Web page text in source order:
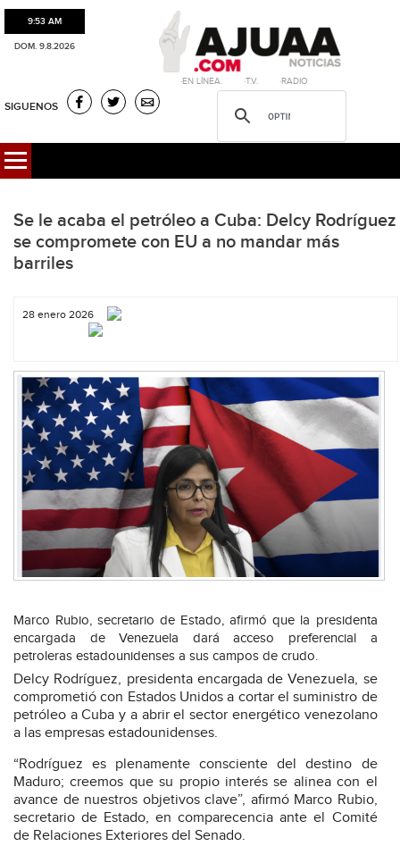
9:53 AM
DOM. 9.8.2026
·EN LÍNEA. ·T.V. ·RADIO
SIGUENOS
Se le acaba el petróleo a Cuba: Delcy Rodríguez
se compromete con EU a no mandar más
barriles
28 enero 2026
Marco Rubio, secretario de Estado, afirmó que la presidenta
encargada de Venezuela dará acceso preferencial a
petroleras estadounidenses a sus campos de crudo.
Delcy Rodríguez, presidenta encargada de Venezuela, se
comprometió con Estados Unidos a cortar el suministro de
petróleo a Cuba y a abrir el sector energético venezolano
a las empresas estadounidenses.
“Rodríguez es plenamente consciente del destino de
Maduro; creemos que su propio interés se alinea con el
avance de nuestros objetivos clave”, afirmó Marco Rubio,
secretario de Estado, en comparecencia ante el Comité
de Relaciones Exteriores del Senado.